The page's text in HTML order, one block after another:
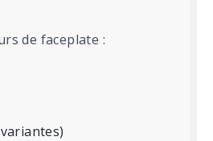
de faceplate :